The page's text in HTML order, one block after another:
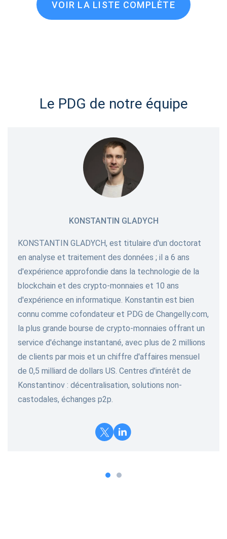
VOIR LA LISTE COMPLÈTE
Le PDG de notre équipe
KONSTANTIN GLADYCH
KONSTANTIN GLADYCH, est titulaire d'un doctorat
en analyse et traitement des données ; il a 6 ans
d'expérience approfondie dans la technologie de la
blockchain et des crypto-monnaies et 10 ans
d'expérience en informatique. Konstantin est bien
connu comme cofondateur et PDG de Changelly.com,
la plus grande bourse de crypto-monnaies offrant un
service d'échange instantané, avec plus de 2 millions
de clients par mois et un chiffre d'affaires mensuel
de 0,5 milliard de dollars US. Centres d'intérêt de
Konstantinov : décentralisation, solutions non-
castodales, échanges p2p.